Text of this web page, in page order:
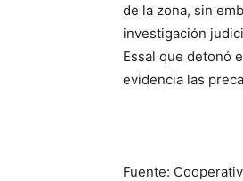
de la zona, sin
investigación
Essal que detonó
evidencia las
Fuente: